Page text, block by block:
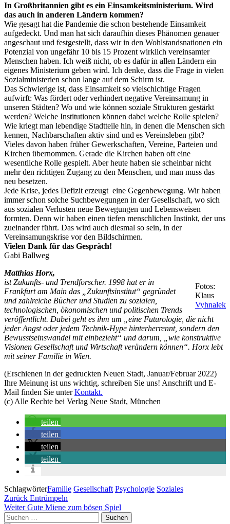
In Großbritannien gibt es ein Einsamkeitsministerium. Wird
das auch in anderen Ländern kommen?
Wie gesagt hat die Pandemie die schon bestehende Einsamkeit
aufgedeckt. Und man hat sich daraufhin dieses Phänomen genauer
angeschaut und festgestellt, dass wir in den Wohlstandsnationen ein
Potenzial von ungefähr 10 bis 15 Prozent wirklich vereinsamter
Menschen haben. Ich weiß nicht, ob es dafür in allen Ländern ein
eigenes Ministerium geben wird. Ich denke, dass die Frage in vielen
Sozialministerien schon lange auf dem Schirm ist.
Das Schwierige ist, dass Einsamkeit so vielschichtige Fragen
aufwirft: Was fördert oder verhindert negative Vereinsamung in
unseren Städten? Wo und wie können soziale Strukturen gestärkt
werden? Welche Institutionen können dabei welche Rolle spielen?
Wie kriegt man lebendige Stadtteile hin, in denen die Menschen sich
kennen, Nachbarschaften aktiv sind und es Vereinsleben gibt?
Vieles davon haben früher Gewerkschaften, Vereine, Parteien und
Kirchen übernommen. Gerade die Kirchen haben oft eine
wesentliche Rolle gespielt. Aber heute haben sie scheinbar nicht
mehr den richtigen Zugang zu den Menschen, und man muss das
neu besetzen.
Jede Krise, jedes Defizit erzeugt eine Gegenbewegung. Wir haben
immer schon solche Suchbewegungen in der Gesellschaft, wo sich
aus sozialen Verlusten neue Bewegungen und Lebensweisen
formten. Denn wir haben einen tiefen menschlichen Instinkt, der uns
zueinander führt. Das wird auch diesmal so sein, in der
Vereinsamungskrise vor den Bildschirmen.
Vielen Dank für das Gespräch!
Gabi Ballweg
Fotos:
Klaus
Vyhnalek
Matthias Horx,
ist Zukunfts- und Trendforscher. 1998 hat er in
Frankfurt am Main das „Zukunftsinstitut“ gegründet
und zahlreiche Bücher und Studien zu sozialen,
technologischen, ökonomischen und politischen Trends
veröffentlicht. Dabei geht es ihm um „eine Futurologie, die nicht
jeder Angst oder jedem Technik-Hype hinterherrennt, sondern den
Bewusstseinswandel mit einbezieht“ und darum, „wie konstruktive
Visionen Gesellschaft und Wirtschaft verändern können“. Horx lebt
mit seiner Familie in Wien.
(Erschienen in der gedruckten Neuen Stadt, Januar/Februar 2022)
Ihre Meinung ist uns wichtig, schreiben Sie uns! Anschrift und E-
Mail finden Sie unterKontakt.
(c) Alle Rechte bei Verlag Neue Stadt, München
teilen
teilen
teilen
teilen
SchlagwörterFamilie Gesellschaft Psychologie Soziales
Beitragsnavigation
Vorheriger
Beitrag
Zurück Entrümpeln
Nächster
Beitrag
Weiter Gute Miene zum bösen Spiel
Suchen